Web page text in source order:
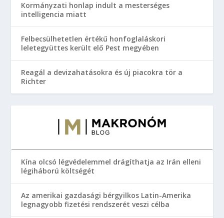
Kormányzati honlap indult a mesterséges
intelligencia miatt
Felbecsülhetetlen értékű honfoglaláskori
leletegyüttes került elő Pest megyében
Reagál a devizahatásokra és új piacokra tör a
Richter
Kína olcsó légvédelemmel drágíthatja az Irán elleni
légiháború költségét
Az amerikai gazdasági bérgyilkos Latin-Amerika
legnagyobb fizetési rendszerét veszi célba